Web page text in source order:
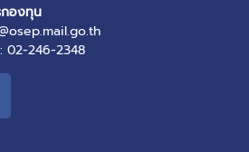
องทุน
02-246-2348